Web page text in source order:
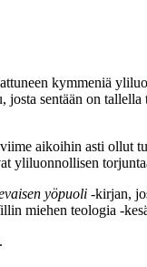
kymmeniä
sentään on tallella
aikoihin asti ollut
yliluonnollisen
yöpuoli -kirjan,
miehen teologia -